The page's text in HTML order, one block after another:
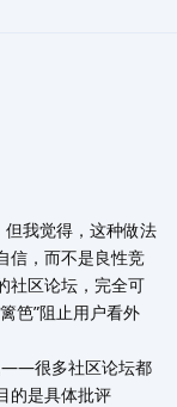
但我觉得，这种做法
信，而不是良性竞
社区论坛，完全可
笆”阻止用户看外
——很多社区论坛都
的是具体批评